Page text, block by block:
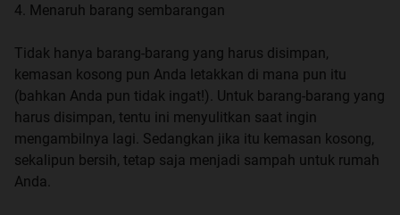
4. Menaruh barang sembarangan
Tidak hanya barang-barang yang harus disimpan,
kemasan kosong pun Anda letakkan di mana pun itu
(bahkan Anda pun tidak ingat!). Untuk barang-barang yang
harus disimpan, tentu ini menyulitkan saat ingin
mengambilnya lagi. Sedangkan jika itu kemasan kosong,
sekalipun bersih, tetap saja menjadi sampah untuk rumah
Anda.